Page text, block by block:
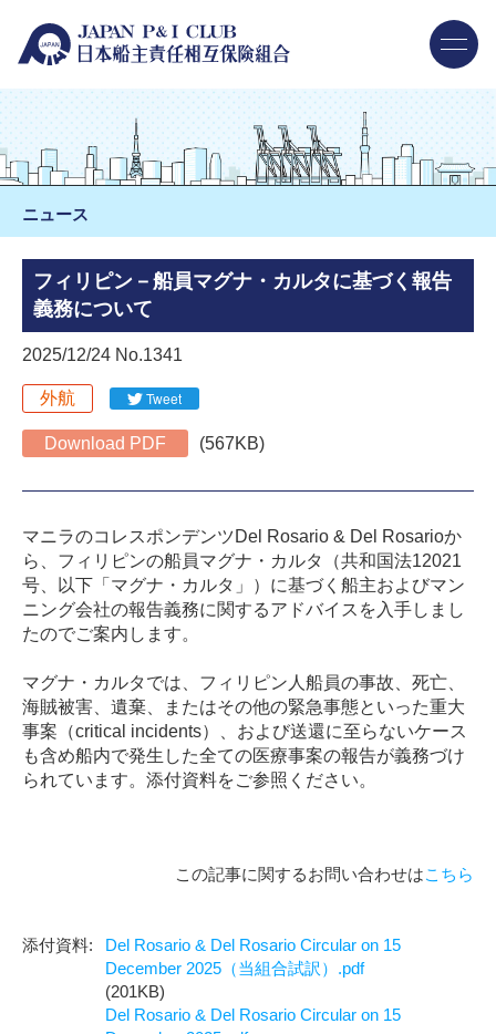
ニュース
フィリピン－船員マグナ・カルタに基づく報告
義務について
2025/12/24 No.1341
外航 Tweet
Download PDF (567KB)
マニラのコレスポンデンツDel Rosario & Del Rosarioか
ら、フィリピンの船員マグナ・カルタ（共和国法12021
号、以下「マグナ・カルタ」）に基づく船主およびマン
ニング会社の報告義務に関するアドバイスを入手しまし
たのでご案内します。
マグナ・カルタでは、フィリピン人船員の事故、死亡、
海賊被害、遺棄、またはその他の緊急事態といった重大
事案（critical incidents）、および送還に至らないケース
も含め船内で発生した全ての医療事案の報告が義務づけ
られています。添付資料をご参照ください。
この記事に関するお問い合わせはこちら
Del Rosario & Del Rosario Circular on 15
December 2025（当組合試訳）.pdf
(201KB)
Del Rosario & Del Rosario Circular on 15